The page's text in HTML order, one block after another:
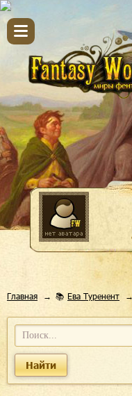
Главная 📚 Ева Туренент
Найти